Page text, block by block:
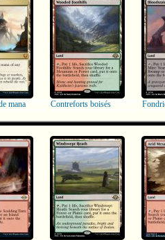
mana Contreforts boisés